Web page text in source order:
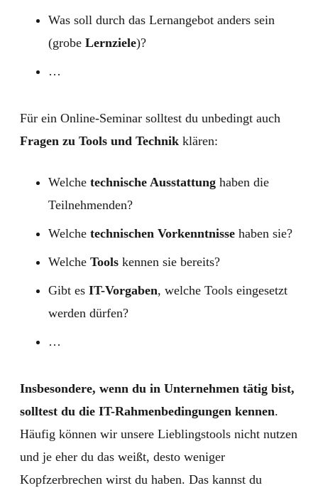
Was soll durch das Lernangebot anders sein
(grobe Lernziele)?
…
Für ein Online-Seminar solltest du unbedingt auch
Fragen zu Tools und Technik klären:
Welche technische Ausstattung haben die
Teilnehmenden?
Welche technischen Vorkenntnisse haben sie?
Welche Tools kennen sie bereits?
Gibt es IT-Vorgaben, welche Tools eingesetzt
werden dürfen?
…
Insbesondere, wenn du in Unternehmen tätig bist,
solltest du die IT-Rahmenbedingungen kennen.
Häufig können wir unsere Lieblingstools nicht nutzen
und je eher du das weißt, desto weniger
Kopfzerbrechen wirst du haben. Das kannst du